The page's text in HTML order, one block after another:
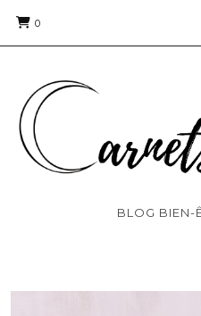
0
BLOG BIEN-